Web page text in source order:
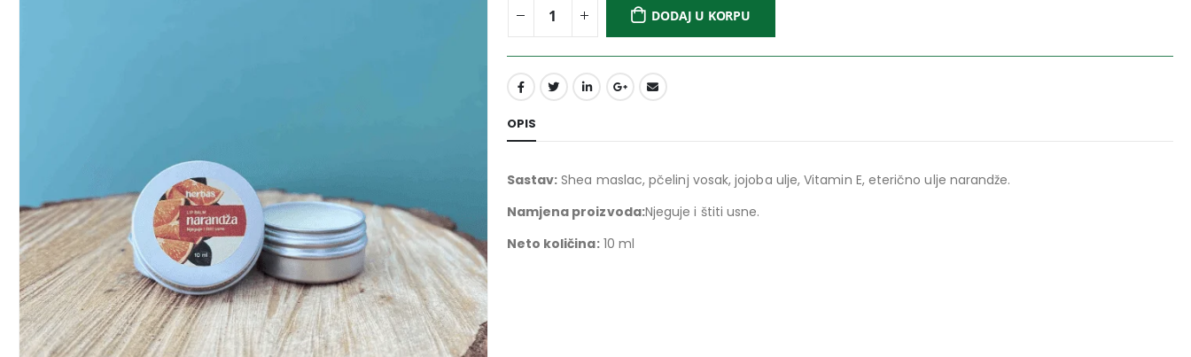
DODAJ U KORPU
OPIS
Sastav: Shea maslac, pčelinj vosak, jojoba ulje, Vitamin E, eterično ulje narandže.
Namjena proizvoda:Njeguje i štiti usne.
Neto količina:10 ml